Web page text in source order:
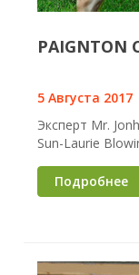
PAIGNTON
5 Августа 2017
Эксперт Mr.
Sun-Laurie
Подробнее